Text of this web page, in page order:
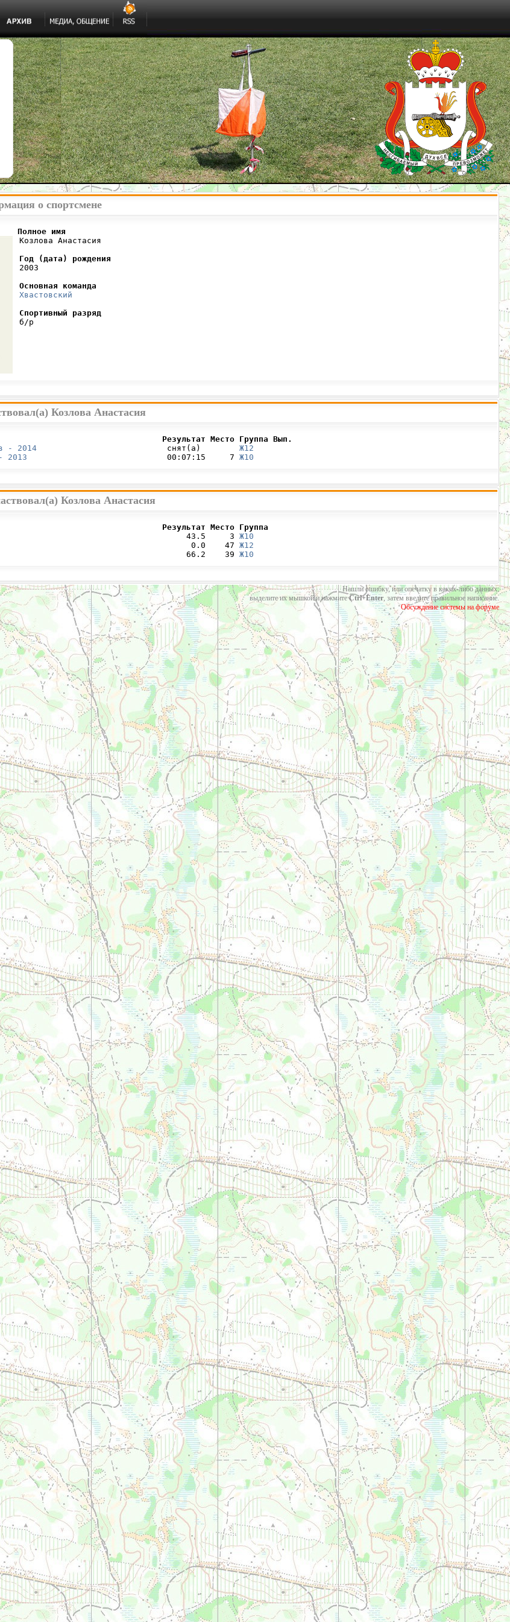
о спортсмене
имя
Козлова Анастасия
Год (дата) рождения
2003
Основная команда
Хвастовский
Спортивный разряд
б/р
Козлова Анастасия
Результат Место Группа Вып.
- 2014
                           снят(а)
Ж12
2013
                             00:07:15     7
Ж10
Козлова Анастасия
Результат Место Группа
43.5     3
Ж10
0.0    47
Ж12
66.2    39
Ж10
Нашли ошибку, или опечатку в каких-либо данных:
выделите их мышкой и нажмитеCtrl+Enter, затем введите правильное написание.
Обсуждение системы на форуме